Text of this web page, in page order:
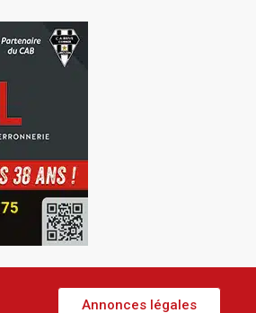
Annonces légales